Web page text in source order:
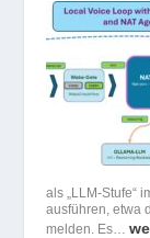
als „LLM-Stufe“
ausführen, etwa
melden. Es…